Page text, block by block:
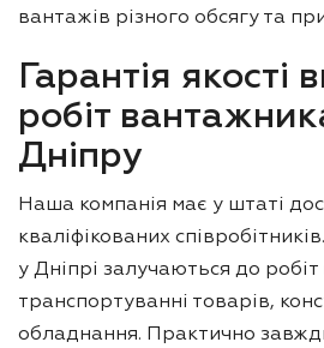
вантажів різного обсягу та
Гарантія якості
робіт
Дніпру
Наша компанія має у штаті
кваліфікованих
у Дніпрі залучаються до робіт
транспортуванні товарів,
обладнання. Практично